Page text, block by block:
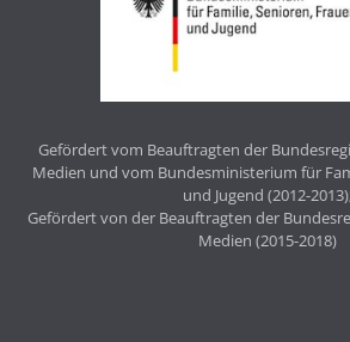
Gefördert vom Beauftragten der
Medien und vom Bundesministerium für
und Jugend (2012-
Gefördert von der Beauftragten der
Medien (2015-2018)